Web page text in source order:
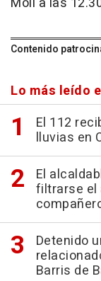
Contenido
Lo más leído
El 112
lluvias en
El
filtrarse el
Detenido
Barris de